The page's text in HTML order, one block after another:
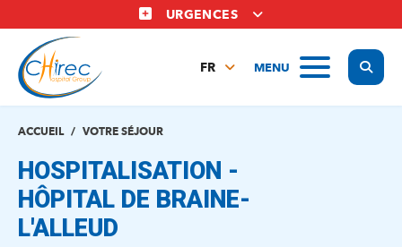
au
contenu
principal
URGENCES
MENU
FR
ACCUEIL VOTRE SÉJOUR
HOSPITALISATION -
HÔPITAL DE BRAINE-
L'ALLEUD